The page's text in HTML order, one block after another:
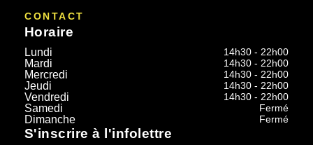
CONTACT
Horaire
Lundi 14h30 - 22h00
Mardi 14h30 - 22h00
Mercredi 14h30 - 22h00
Jeudi 14h30 - 22h00
Vendredi 14h30 - 22h00
Samedi Fermé
Dimanche Fermé
S'inscrire à l'infolettre